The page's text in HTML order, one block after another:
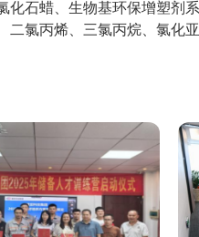
化石蜡、生物基环保增塑剂
二氯丙烯、三氯丙烷、氯化
作为增塑剂被广泛应用于聚
辐射我国华南、华中、华东
亚科技集团股份有限公司核
步奖二等奖，目前取得发
职业安全健康
月通过广西壮族自治区瞪
稳增长政策措施奖励；参与
展，集团在广西南宁市设
生产及物流仓储基地。同